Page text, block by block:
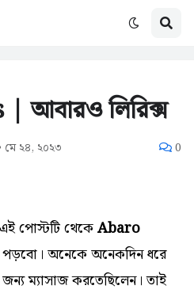
লিরিক্স
মে ২৪, ২০২৩ 0
পোস্টটি থেকেAbaro
পড়বো। অনেকেঅনেকদিন ধরে
জন্যম্যাসাজ করতেছিলেন। তাই